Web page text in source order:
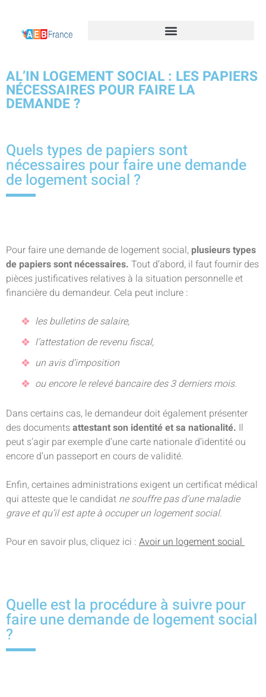
AL’IN LOGEMENT SOCIAL : LES PAPIERS
NÉCESSAIRES POUR FAIRE LA
DEMANDE ?
Quels types de papiers sont
nécessaires pour faire une demande
de logement social ?
Pour faire une demande de logement social, plusieurs types
de papiers sont nécessaires. Tout d’abord, il faut fournir des
pièces justificatives relatives à la situation personnelle et
financière du demandeur. Cela peut inclure :
les bulletins de salaire,
l’attestation de revenu fiscal,
un avis d’imposition
ou encore le relevé bancaire des 3 derniers mois.
Dans certains cas, le demandeur doit également présenter
des documentsattestant son identité et sa nationalité. Il
peut s’agir par exemple d’une carte nationale d’identité ou
encore d’un passeport en cours de validité.
Enfin, certaines administrations exigent un certificat médical
qui atteste que le candidat ne souffre pas d’une maladie
grave et qu’il est apte à occuper un logement social.
Pour en savoir plus, cliquez ici : Avoir un logement social
Quelle est la procédure à suivre pour
faire une demande de logement social
?